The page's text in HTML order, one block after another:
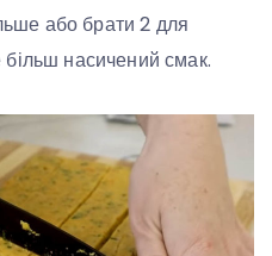
або брати 2 для
більш насичений смак.